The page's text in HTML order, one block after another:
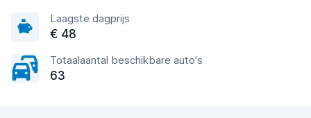
Laagste dagprijs
€ 48
Totaalaantal beschikbare auto's
63